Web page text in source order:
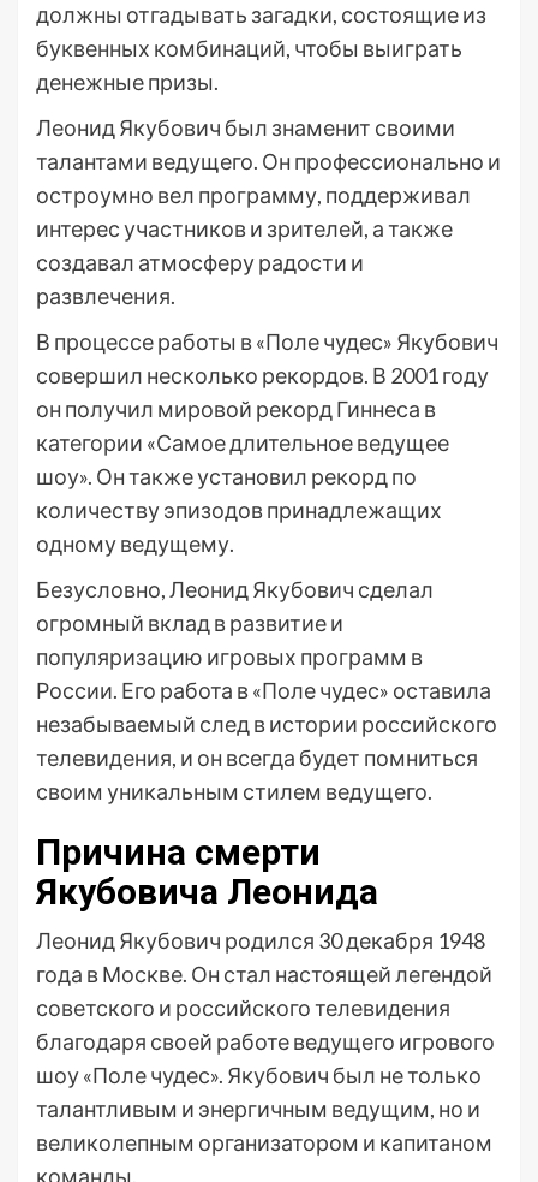
должны отгадывать загадки, состоящие из
буквенных комбинаций, чтобы выиграть
денежные призы.
Леонид Якубович был знаменит своими
талантами ведущего. Он профессионально и
остроумно вел программу, поддерживал
интерес участников и зрителей, а также
создавал атмосферу радости и
развлечения.
В процессе работы в «Поле чудес» Якубович
совершил несколько рекордов. В 2001 году
он получил мировой рекорд Гиннеса в
категории «Самое длительное ведущее
шоу». Он также установил рекорд по
количеству эпизодов принадлежащих
одному ведущему.
Безусловно, Леонид Якубович сделал
огромный вклад в развитие и
популяризацию игровых программ в
России. Его работа в «Поле чудес» оставила
незабываемый след в истории российского
телевидения, и он всегда будет помниться
своим уникальным стилем ведущего.
Причина смерти
Якубовича Леонида
Леонид Якубович родился 30 декабря 1948
года в Москве. Он стал настоящей легендой
советского и российского телевидения
благодаря своей работе ведущего игрового
шоу «Поле чудес». Якубович был не только
талантливым и энергичным ведущим, но и
великолепным организатором и капитаном
команды.